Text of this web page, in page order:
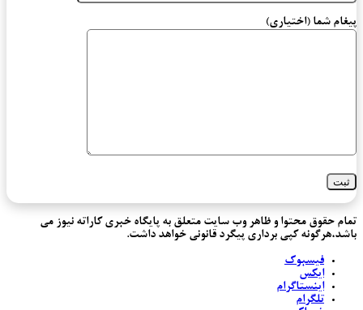
پیغام شما (اختیاری)
تمام حقوق محتوا و ظاهر وب سایت متعلق به پایگاه خبری کاراته نیوز می
باشد،هرگونه کپی برداری پیگرد قانونی خواهد داشت.
فیسبوک
ایکس
اینستاگرام
تلگرام